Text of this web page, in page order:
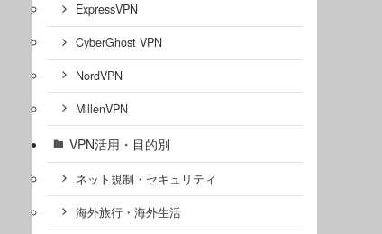
ExpressVPN
CyberGhost VPN
NordVPN
MillenVPN
VPN活用・目的別
ネット規制・セキュリティ
海外旅行・海外生活